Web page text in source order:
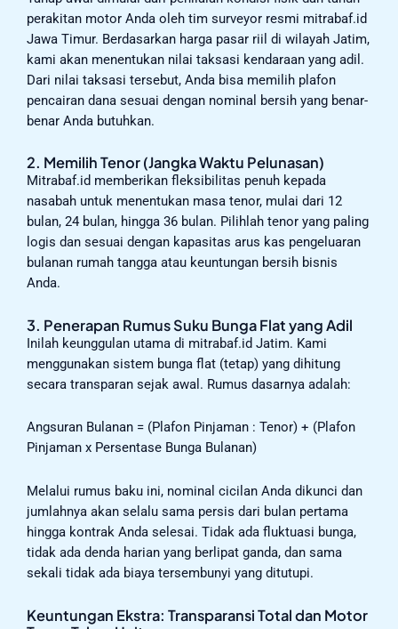
perakitan motor Anda oleh tim surveyor resmi mitrabaf.id
Jawa Timur. Berdasarkan harga pasar riil di wilayah Jatim,
kami akan menentukan nilai taksasi kendaraan yang adil.
Dari nilai taksasi tersebut, Anda bisa memilih plafon
pencairan dana sesuai dengan nominal bersih yang benar-
benar Anda butuhkan.
2. Memilih Tenor (Jangka Waktu Pelunasan)
Mitrabaf.id memberikan fleksibilitas penuh kepada
nasabah untuk menentukan masa tenor, mulai dari 12
bulan, 24 bulan, hingga 36 bulan. Pilihlah tenor yang paling
logis dan sesuai dengan kapasitas arus kas pengeluaran
bulanan rumah tangga atau keuntungan bersih bisnis
Anda.
3. Penerapan Rumus Suku Bunga Flat yang Adil
Inilah keunggulan utama di mitrabaf.id Jatim. Kami
menggunakan sistem bunga flat (tetap) yang dihitung
secara transparan sejak awal. Rumus dasarnya adalah:
Angsuran Bulanan = (Plafon Pinjaman : Tenor) + (Plafon
Pinjaman x Persentase Bunga Bulanan)
Melalui rumus baku ini, nominal cicilan Anda dikunci dan
jumlahnya akan selalu sama persis dari bulan pertama
hingga kontrak Anda selesai. Tidak ada fluktuasi bunga,
tidak ada denda harian yang berlipat ganda, dan sama
sekali tidak ada biaya tersembunyi yang ditutupi.
Keuntungan Ekstra: Transparansi Total dan Motor